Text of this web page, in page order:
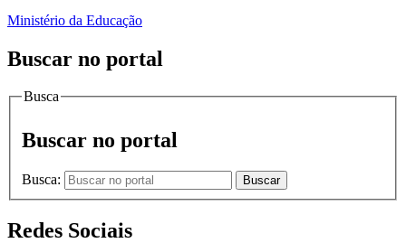
Ministério da Educação
Buscar no portal
Busca
Buscar no portal
Busca: Buscar
Redes Sociais